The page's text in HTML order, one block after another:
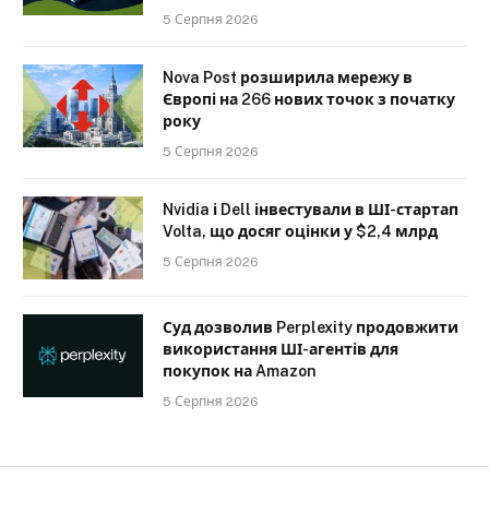
5 Серпня 2026
Nova Post розширила мережу в
Європі на 266 нових точок з початку
року
5 Серпня 2026
Nvidia і Dell інвестували в ШІ-стартап
Volta, що досяг оцінки у $2,4 млрд
5 Серпня 2026
Суд дозволив Perplexity продовжити
використання ШІ-агентів для
покупок на Amazon
5 Серпня 2026